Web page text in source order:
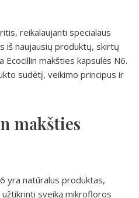
reikalaujanti specialaus
iš naujausių produktų, skirtų
makšties kapsulės N6.
sudėtį, veikimo principus ir
makšties
yra natūralus produktas,
sveiką mikrofloros